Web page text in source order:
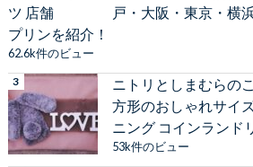
戸・大阪・東京・横
プリンを紹介！
62.6k件のビュー
ニトリとしまむらの
方形のおしゃれサイ
ニング コインランド
53k件のビュー